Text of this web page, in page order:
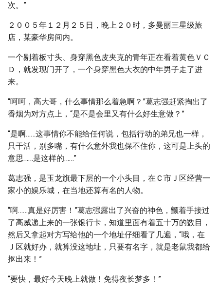
次。”
２００５年１２月２５日，晚上２０时，多曼丽三星级旅
店，某豪华房间内。
一个剔着板寸头、身穿黑色皮夹克的青年正在看着黄色ＶＣ
Ｄ，就发现门开了，一个身穿黑色大衣的中年男子走了进
来。
“呵呵，高大哥，什么事情那么着急啊？”葛志强赶紧掏出了
香烟为对方点上，“是不是会里又有什么好生意做？”
“是啊……这事情你不能给任何说，包括行动的弟兄也一样，
只干活，别多嘴，有什么意外我也保不住你，这可是上头的
意思……是这样的……”
葛志强，是玉龙旗最下层的一个小头目，在Ｃ市Ｊ区经营一
家小的娱乐城，在当地还算有名的人物。
“啊……真是好厉害！”葛志强露出了兴奋的神色，颤着手接过
了高威递上来的一张银行卡，知道里面有着五十万的数目，
然后又拿起对方写给他的一个地址仔细看了几遍，“哦，在
Ｊ区就好办，就算没这地址，只要有名字，就是老鼠我都给
抠出来！”
“要快，最好今天晚上就做！免得夜长梦多！”